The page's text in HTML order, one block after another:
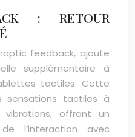
: RETOUR
feedback, ajoute
supplémentaire à
tactiles. Cette
sensations tactiles à
vibrations, offrant un
l’interaction avec